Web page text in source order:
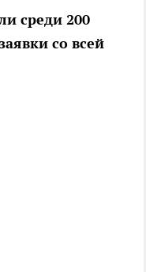
среди 200
со всей